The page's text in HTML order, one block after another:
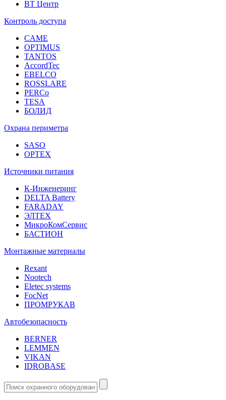
ВТ Центр
Контроль доступа
CAME
OPTIMUS
TANTOS
AccordTec
EBELCO
ROSSLARE
PERCo
TESA
БОЛИД
Охрана периметра
SASO
OPTEX
Источники питания
К-Инженеринг
DELTA Battery
FARADAY
ЭЛТЕХ
МикроКомСервис
БАСТИОН
Монтажные материалы
Rexant
Nootech
Eletec systems
FocNet
ПРОМРУКАВ
Автобезопасность
BERNER
LEMMEN
VIKAN
IDROBASE